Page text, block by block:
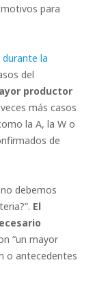
para
durante la
del
productor
más casos
la A, la W o
de
debemos
El
“un mayor
o antecedentes